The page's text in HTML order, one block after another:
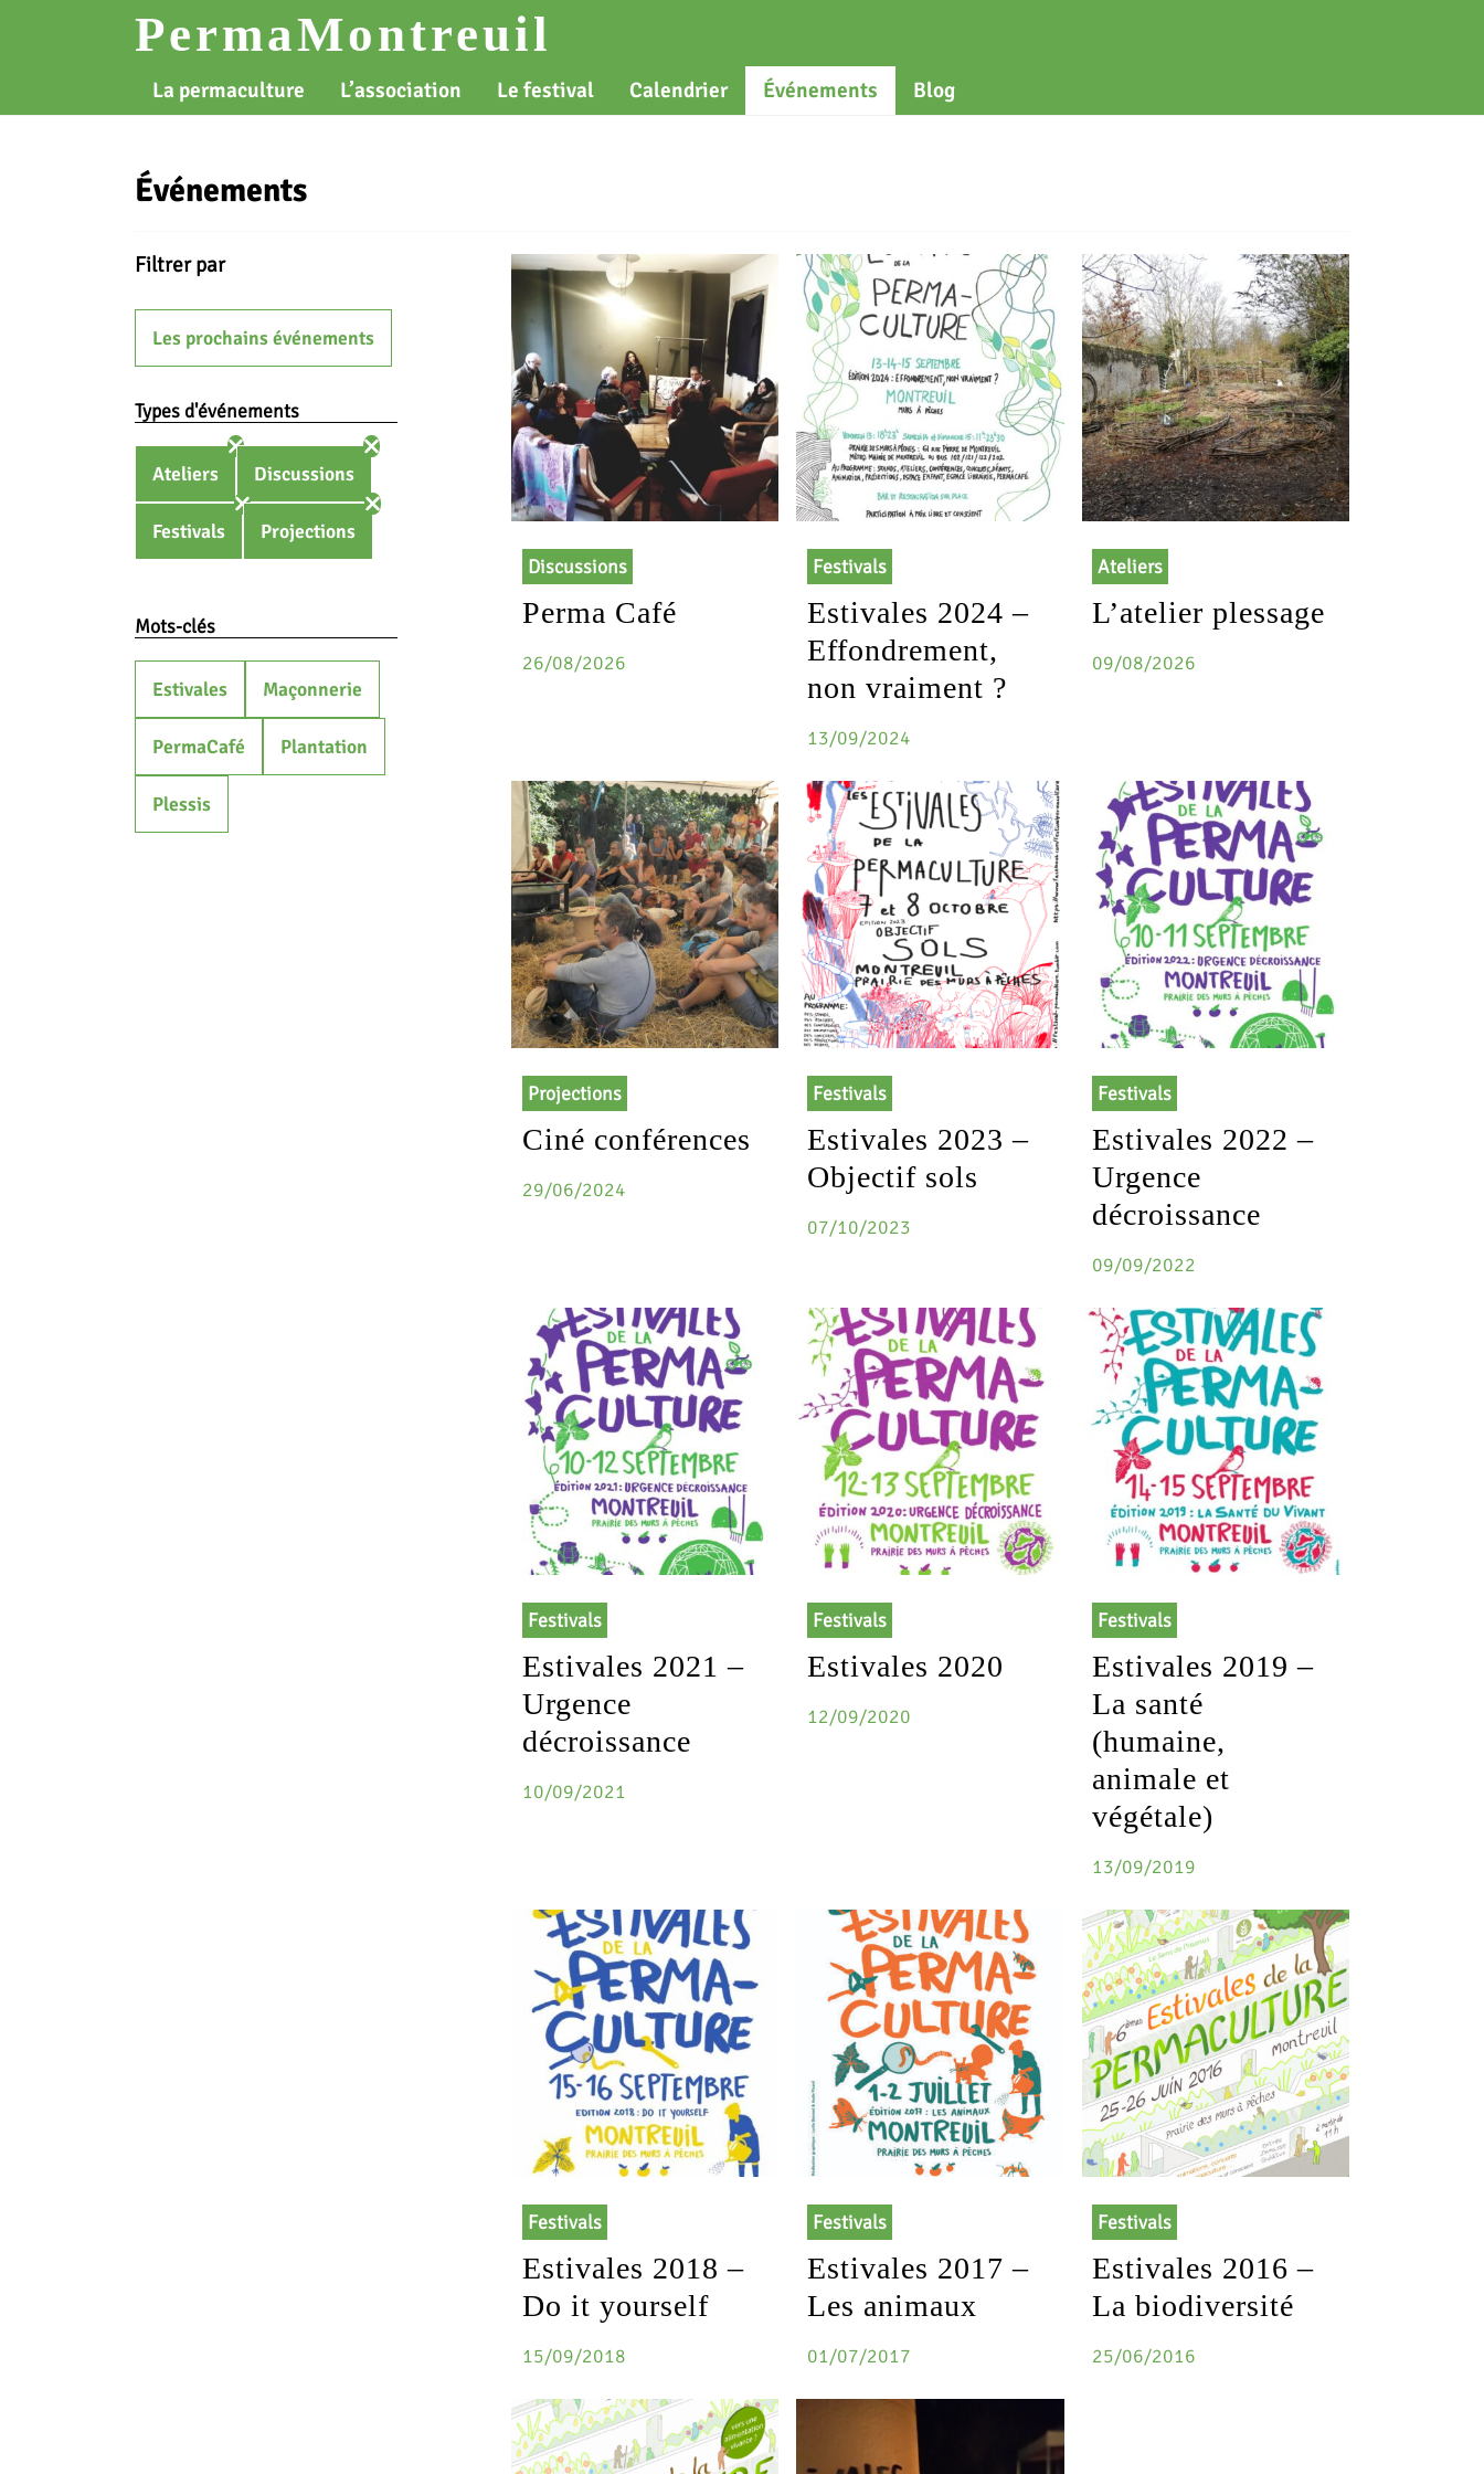
PermaMontreuil
La permaculture L’association Le festival Calendrier Événements Blog
Événements
Filtrer par
Les prochains événements
Types d'événements
Ateliers Discussions
Festivals Projections
Mots-clés
Estivales Maçonnerie
PermaCafé Plantation
Plessis
Discussions
Perma Café
26/08/2026
Festivals
Estivales 2024 –
Effondrement,
non vraiment ?
13/09/2024
Ateliers
L’atelier plessage
09/08/2026
Projections
Ciné conférences
29/06/2024
Festivals
Estivales 2023 –
Objectif sols
07/10/2023
Festivals
Estivales 2022 –
Urgence
décroissance
09/09/2022
Festivals
Estivales 2021 –
Urgence
décroissance
10/09/2021
Festivals
Estivales 2020
12/09/2020
Festivals
Estivales 2019 –
La santé
(humaine,
animale et
végétale)
13/09/2019
Festivals
Estivales 2018 –
Do it yourself
15/09/2018
Festivals
Estivales 2017 –
Les animaux
01/07/2017
Festivals
Estivales 2016 –
La biodiversité
25/06/2016